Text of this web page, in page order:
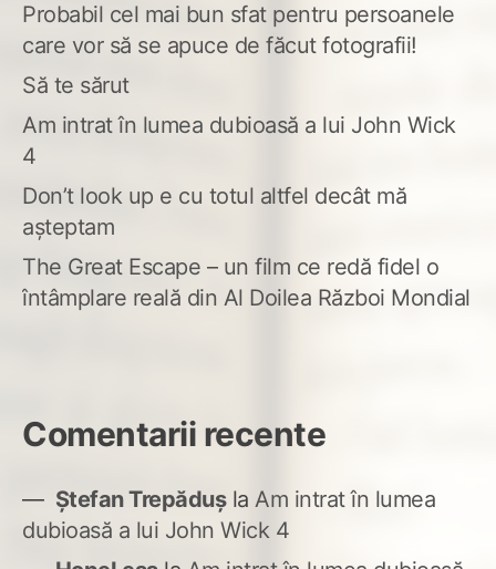
Probabil cel mai bun sfat pentru persoanele
care vor să se apuce de făcut fotografii!
Să te sărut
Am intrat în lumea dubioasă a lui John Wick
4
Don’t look up e cu totul altfel decât mă
așteptam
The Great Escape – un film ce redă fidel o
întâmplare reală din Al Doilea Război Mondial
Comentarii recente
Ștefan Trepădușla Am intrat în lumea
dubioasă a lui John Wick 4